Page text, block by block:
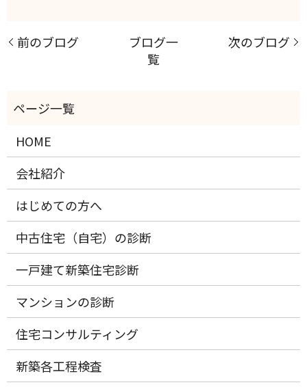
前のブログ
ブログ一
覧
次のブログ
HOME
会社紹介
はじめての方へ
中古住宅（自宅）の診断
一戸建て新築住宅診断
マンションの診断
住宅コンサルティング
新築各工程検査